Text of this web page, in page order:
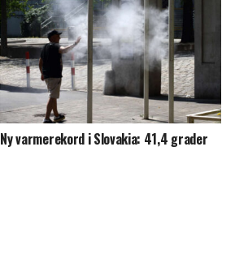
Ny varmerekord i Slovakia: 41,4 grader